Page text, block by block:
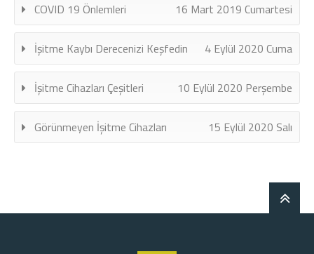
COVID 19 Önlemleri
16 Mart 2019 Cumartesi
İşitme Kaybı Derecenizi Keşfedin 4 Eylül 2020 Cuma
İşitme Cihazları Çeşitleri 10 Eylül 2020 Perşembe
Görünmeyen İşitme Cihazları 15 Eylül 2020 Salı